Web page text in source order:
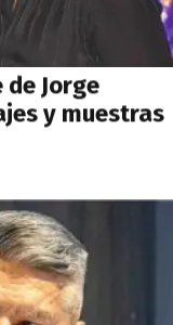
Jorge
y muestras